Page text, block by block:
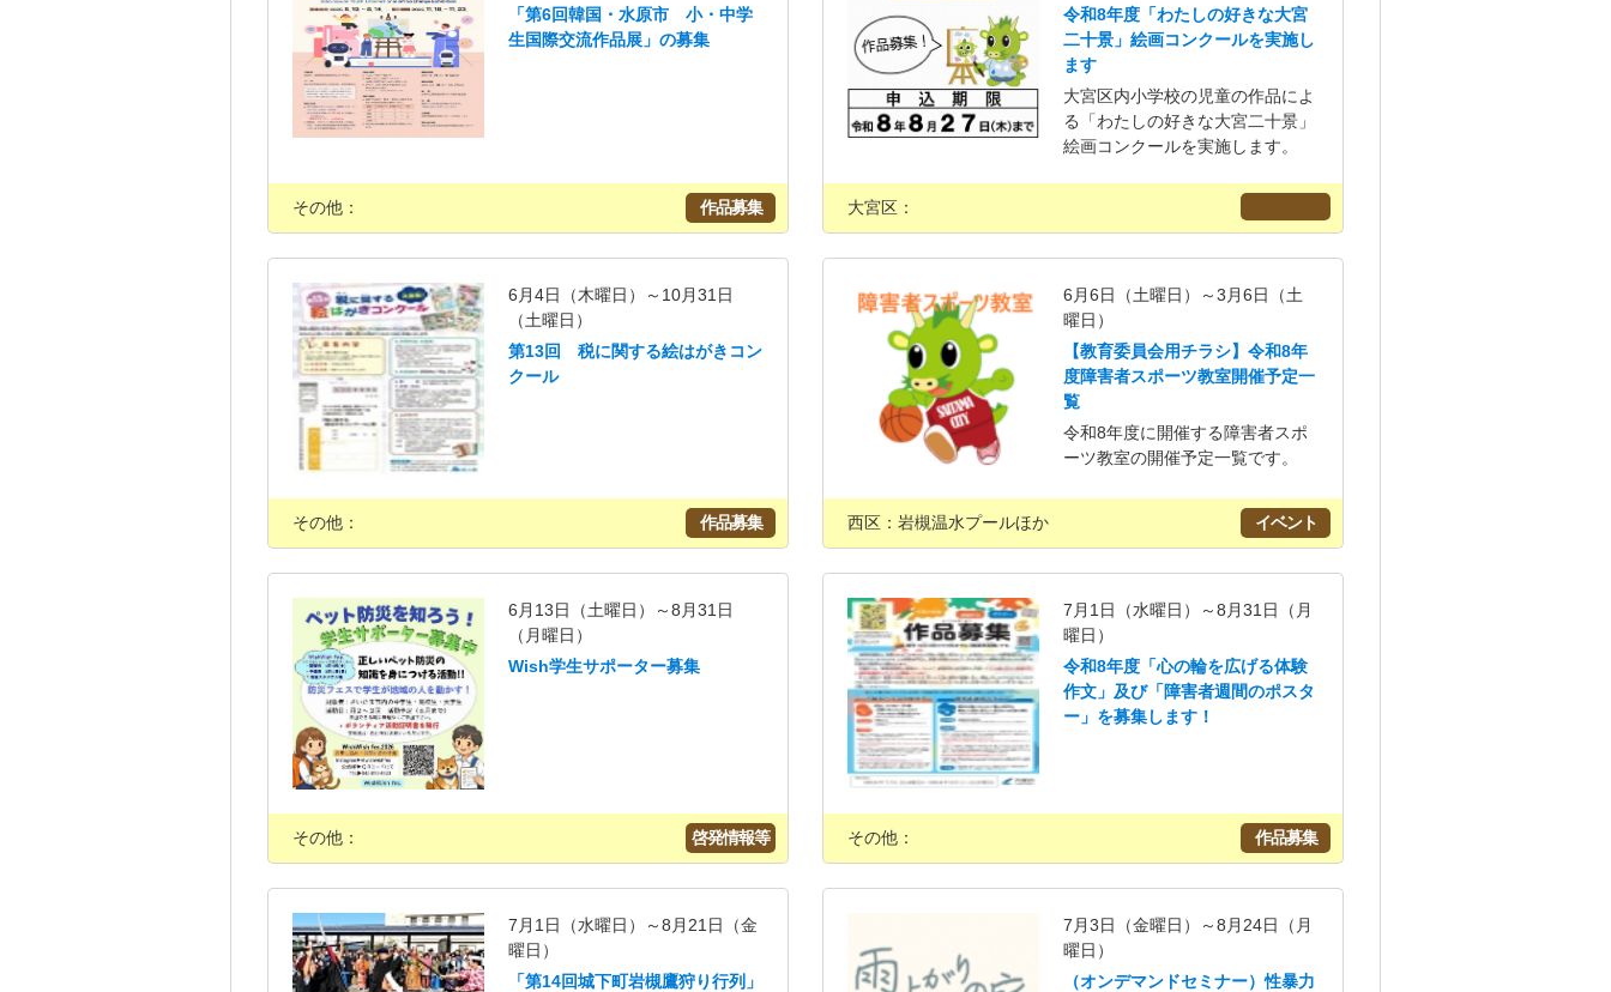
「第6回韓国・水原市 小・中学
生国際交流作品展」の募集
その他： 作品募集
令和8年度「わたしの好きな大宮
二十景」絵画コンクールを実施し
ます
大宮区内小学校の児童の作品によ
る「わたしの好きな大宮二十景」
絵画コンクールを実施します。
大宮区：
6月4日（木曜日）～10月31日
（土曜日）
第13回 税に関する絵はがきコン
クール
その他： 作品募集
6月6日（土曜日）～3月6日（土
曜日）
【教育委員会用チラシ】令和8年
度障害者スポーツ教室開催予定一
覧
令和8年度に開催する障害者スポ
ーツ教室の開催予定一覧です。
西区：岩槻温水プールほか イベント
6月13日（土曜日）～8月31日
（月曜日）
Wish学生サポーター募集
その他： 啓発情報等
7月1日（水曜日）～8月31日（月
曜日）
令和8年度「心の輪を広げる体験
作文」及び「障害者週間のポスタ
ー」を募集します！
その他： 作品募集
7月1日（水曜日）～8月21日（金
曜日）
「第14回城下町岩槻鷹狩り行列」
7月3日（金曜日）～8月24日（月
曜日）
（オンデマンドセミナー）性暴力